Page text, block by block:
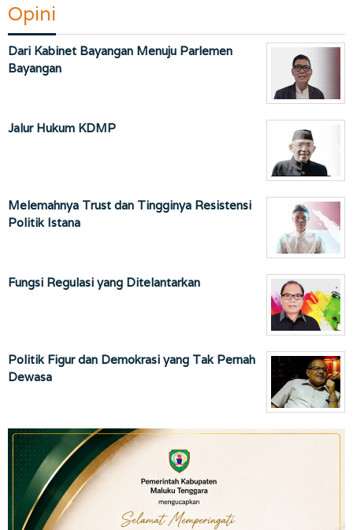
Opini
Dari Kabinet Bayangan Menuju Parlemen
Bayangan
Jalur Hukum KDMP
Melemahnya Trust dan Tingginya Resistensi
Politik Istana
Fungsi Regulasi yang Ditelantarkan
Politik Figur dan Demokrasi yang Tak Pernah
Dewasa